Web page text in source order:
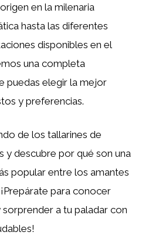
en la milenaria
hasta las diferentes
disponibles en el
una completa
puedas elegir la mejor
y preferencias.
de los tallarines de
y descubre por qué son una
popular entre los amantes
para conocer
a tu paladar con